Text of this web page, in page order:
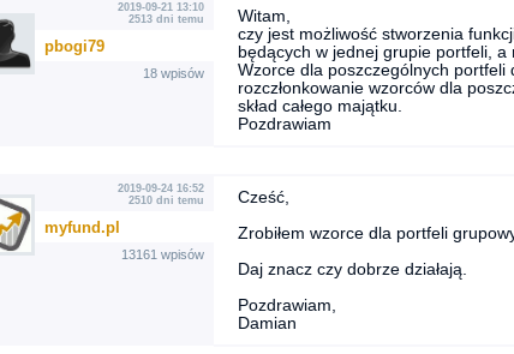
2019-09-21 13:10
2513 dni temu
pbogi79
18 wpisów
Witam,
czy jest możliwość stworzenia
będących w jednej grupie portfeli,
Wzorce dla poszczególnych portfeli
rozczłonkowanie wzorców dla
skład całego majątku.
Pozdrawiam
2019-09-24 16:52
2510 dni temu
myfund.pl
13161 wpisów
Cześć,
Zrobiłem wzorce dla portfeli
Daj znacz czy dobrze działają.
Pozdrawiam,
Damian